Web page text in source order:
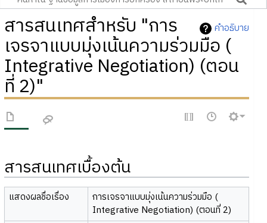
คำอธิบาย
สารสนเทศสำหรับ "การ
เจรจาแบบมุ่งเน้นความร่วมมือ (
Integrative Negotiation) (ตอน
ที่ 2)"
สารสนเทศเบื้องต้น
แสดงผลชื่อเรื่อง
การเจรจาแบบมุ่งเน้นความร่วมมือ (
Integrative Negotiation) (ตอนที่ 2)